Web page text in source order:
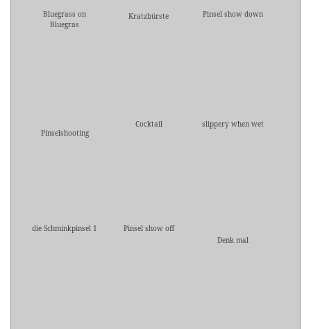
Bluegrass on
Bluegras
Kratzbürste Pinsel show down
Pinselshooting
Cocktail slippery when wet
die Schminkpinsel 1
Pinsel show off
Denk mal